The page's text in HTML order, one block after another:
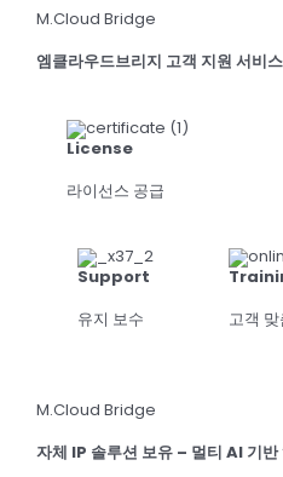
M.Cloud Bridge
엠클라우드브리지 고객 지원 서비스
License
라이선스 공급
Support
유지 보수
고객
M.Cloud Bridge
자체 IP 솔루션 보유 – 멀티 AI 기